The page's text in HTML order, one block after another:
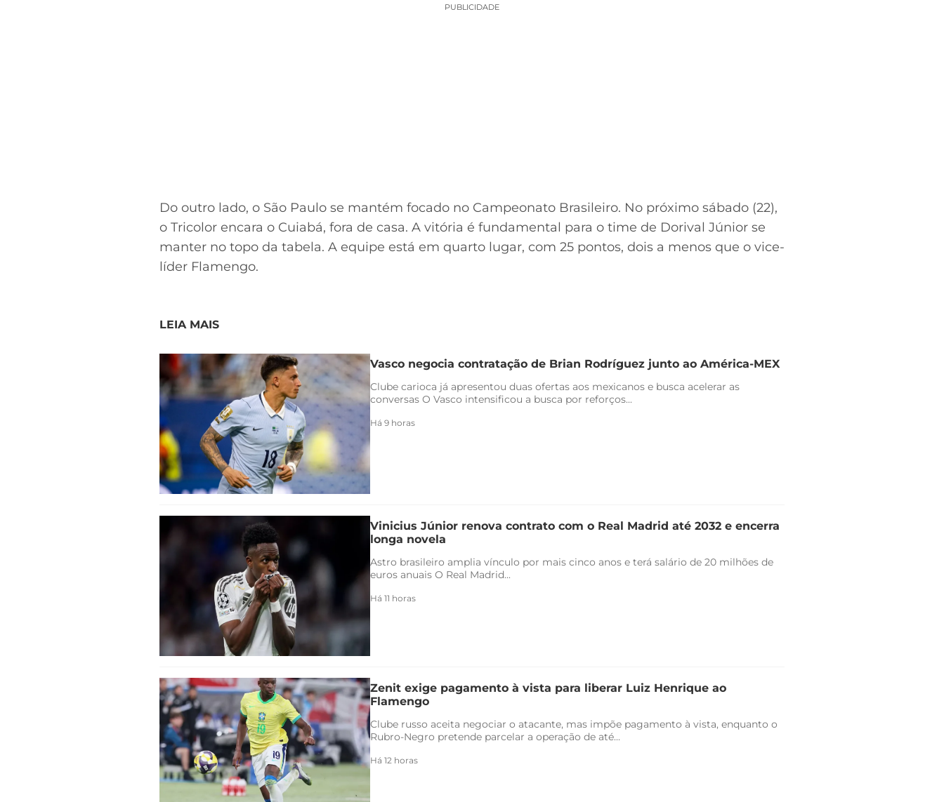
PUBLICIDADE
Do outro lado, o São Paulo se mantém focado no Campeonato Brasileiro. No próximo sábado (22),
o Tricolor encara o Cuiabá, fora de casa. A vitória é fundamental para o time de Dorival Júnior se
manter no topo da tabela. A equipe está em quarto lugar, com 25 pontos, dois a menos que o vice-
líder Flamengo.
LEIA MAIS
Vasco negocia contratação de Brian Rodríguez junto ao América-MEX
Clube carioca já apresentou duas ofertas aos mexicanos e busca acelerar as
conversas O Vasco intensificou a busca por reforços...
Há 9 horas
Vinicius Júnior renova contrato com o Real Madrid até 2032 e encerra
longa novela
Astro brasileiro amplia vínculo por mais cinco anos e terá salário de 20 milhões de
euros anuais O Real Madrid...
Há 11 horas
Zenit exige pagamento à vista para liberar Luiz Henrique ao
Flamengo
Clube russo aceita negociar o atacante, mas impõe pagamento à vista, enquanto o
Rubro-Negro pretende parcelar a operação de até...
Há 12 horas